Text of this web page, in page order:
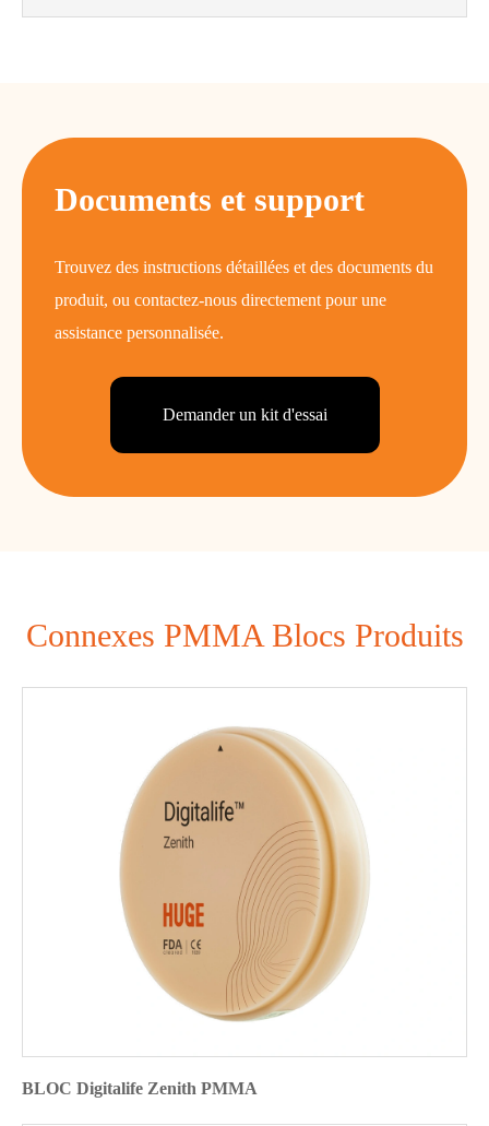
Documents et support
Trouvez des instructions détaillées et des documents du
produit, ou contactez-nous directement pour une
assistance personnalisée.
Demander un kit d'essai
Connexes PMMA Blocs Produits
BLOC Digitalife Zenith PMMA